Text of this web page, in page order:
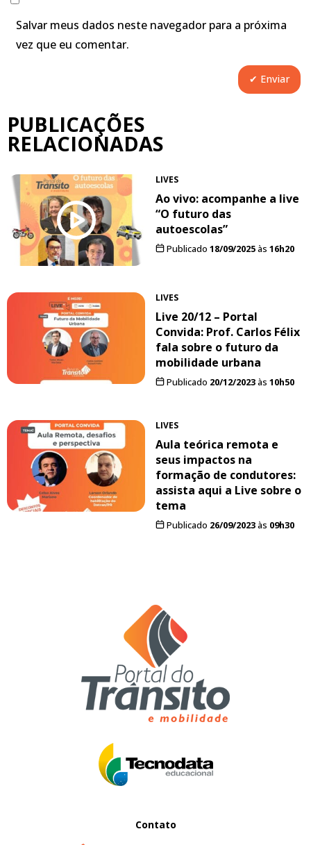
Salvar meus dados neste navegador para a próxima
vez que eu comentar.
PUBLICAÇÕES
RELACIONADAS
LIVES
Ao vivo: acompanhe a live
“O futuro das
autoescolas”
Publicado 18/09/2025às 16h20
LIVES
Live 20/12 – Portal
Convida: Prof. Carlos Félix
fala sobre o futuro da
mobilidade urbana
Publicado 20/12/2023às 10h50
LIVES
Aula teórica remota e
seus impactos na
formação de condutores:
assista aqui a Live sobre o
tema
Publicado 26/09/2023às 09h30
Contato